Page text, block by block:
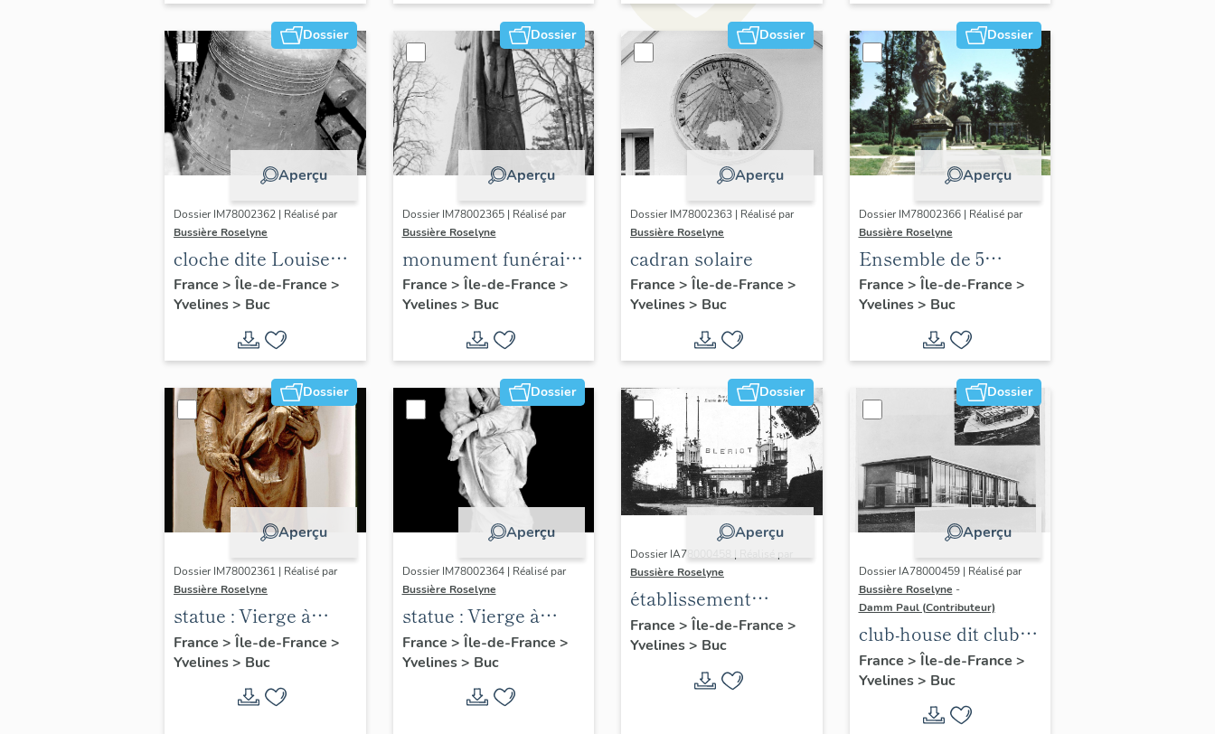
Dossier
Aperçu
Dossier IM78002362 | Réalisé par
Bussière Roselyne
cloche dite Louise
Auguste Adélaïde
France > Île-de-France >
Yvelines> Buc
Dossier
Aperçu
Dossier IM78002365 | Réalisé par
Bussière Roselyne
monument funéraire
de Jean Casale
France > Île-de-France >
Yvelines> Buc
Dossier
Aperçu
Dossier IM78002363 | Réalisé par
Bussière Roselyne
cadran solaire
France > Île-de-France >
Yvelines> Buc
Dossier
Aperçu
Dossier IM78002366 | Réalisé par
Bussière Roselyne
Ensemble de 5
statues
France > Île-de-France >
Yvelines> Buc
Dossier
Aperçu
Dossier IM78002361 | Réalisé par
Bussière Roselyne
statue : Vierge à
l'Enfant (n°2)
France > Île-de-France >
Yvelines> Buc
Dossier
Aperçu
Dossier IM78002364 | Réalisé par
Bussière Roselyne
statue : Vierge à
l'Enfant (n°1)
France > Île-de-France >
Yvelines> Buc
Dossier
Aperçu
Dossier IA78000458 | Réalisé par
Bussière Roselyne
établissement
aéronautique dit
aéroparc Louis-
France > Île-de-France >
Yvelines> Buc
Dossier
Aperçu
Dossier IA78000459 | Réalisé par
Bussière Roselyne -
Damm Paul (Contributeur)
club-house dit club
Roland Garros
France > Île-de-France >
Yvelines> Buc